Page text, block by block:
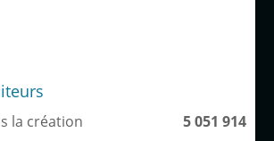
la création 5 051 914